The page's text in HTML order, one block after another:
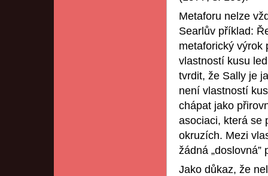
Metaforu nelze
Searlův příklad:
metaforický výrok
vlastností kusu
tvrdit, že Sally je
není vlastností
chápat jako
asociaci, která se
okruzích. Mezi
žádná „doslovná”
Jako důkaz, že